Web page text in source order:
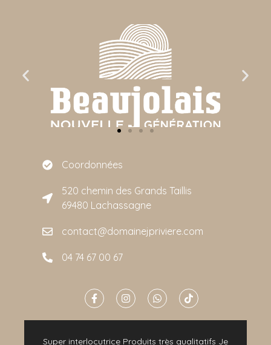
Coordonnées
520 chemin des Grands Taillis
69480 Lachassagne
contact@domainejpriviere.com
04 74 67 00 67
Super interlocutrice Produits très qualitatifs Je